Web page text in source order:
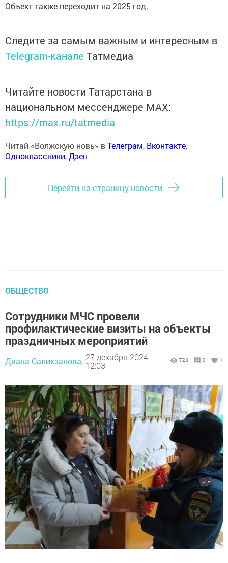
Объект также переходит на 2025 год.
Следите за самым важным и интересным в
Telegram-канале Татмедиа
Читайте новости Татарстана в
национальном мессенджере MАХ:
https://max.ru/tatmedia
Читай «Волжскую новь» вТелеграм, Вконтакте,
Одноклассники,Дзен
Перейти на страницу новости
ОБЩЕСТВО
Сотрудники МЧС провели
профилактические визиты на объекты
праздничных мероприятий
Диана Салихзанова, 27 декабря 2024 -
12:03
723 0 1